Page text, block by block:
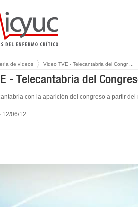
de vídeos Video TVE - Telecantabria del Congr ...
- Telecantabria del
con la aparición del congreso a partir del
12/06/12